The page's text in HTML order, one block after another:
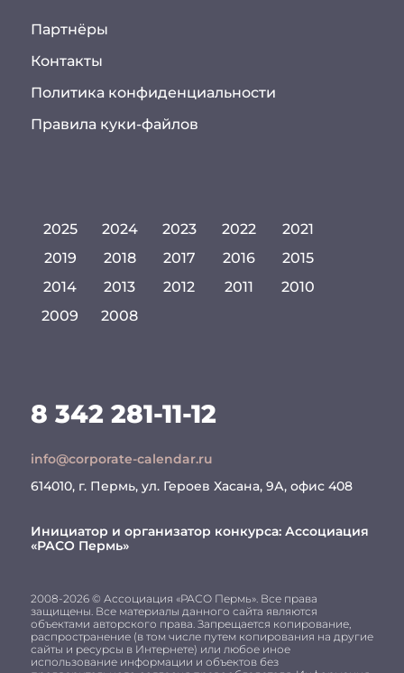
Партнёры
Контакты
Политика конфиденциальности
Правила куки-файлов
2025 2024 2023 2022
2021
2019
2018 2017 2016
2015
2014
2013 2012 2011
2010
2009
2008
8 342 281-11-12
info@corporate-calendar.ru
614010, г. Пермь, ул. Героев Хасана, 9А, офис 408
Инициатор и организатор конкурса: Ассоциация
«РАСО Пермь»
2008-2026 © Ассоциация «РАСО Пермь». Все права
защищены. Все материалы данного сайта являются
объектами авторского права. Запрещается копирование,
распространение (в том числе путем копирования на другие
сайты и ресурсы в Интернете) или любое иное
использование информации и объектов без